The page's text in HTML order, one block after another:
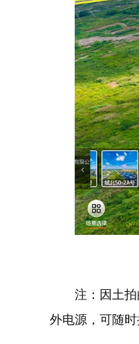
注：因土
外电源，可随时